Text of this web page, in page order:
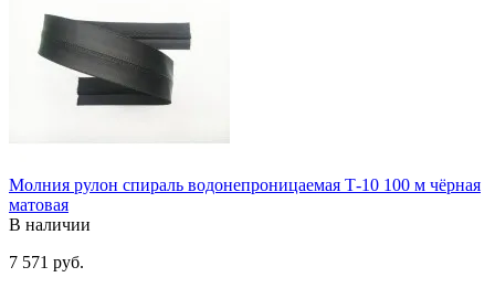
Молния рулон спираль водонепроницаемая Т-10 100 м чёрная
матовая
В наличии
7 571 руб.